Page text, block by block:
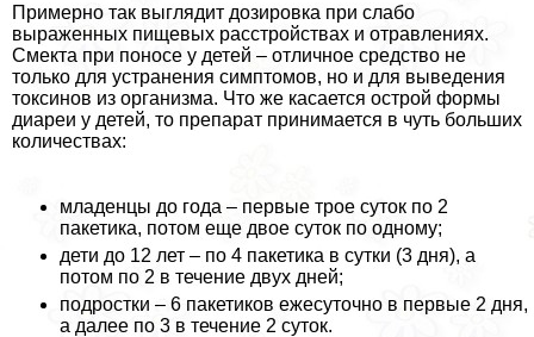
Примерно так выглядит дозировка при слабо
выраженных пищевых расстройствах и отравлениях.
Смекта при поносе у детей – отличное средство не
только для устранения симптомов, но и для выведения
токсинов из организма. Что же касается острой формы
диареи у детей, то препарат принимается в чуть больших
количествах:
младенцы до года – первые трое суток по 2
пакетика, потом еще двое суток по одному;
дети до 12 лет – по 4 пакетика в сутки (3 дня), а
потом по 2 в течение двух дней;
подростки – 6 пакетиков ежесуточно в первые 2 дня,
а далее по 3 в течение 2 суток.